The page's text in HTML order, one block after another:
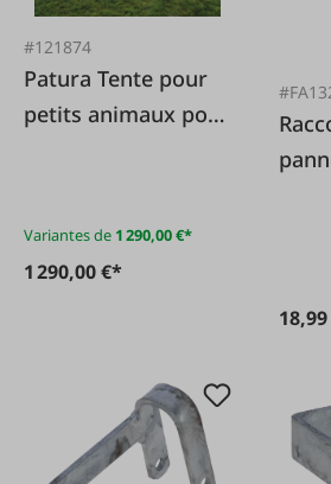
#121874
Patura Tente pour
petits animaux pour
Variantes de 1 290,00 €*
1 290,00 €*